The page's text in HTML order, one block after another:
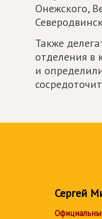
Онежского,
Также
отделения в
и
Сергей